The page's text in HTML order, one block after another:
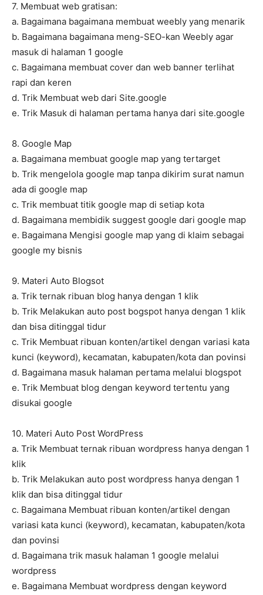
7. Membuat web gratisan:
a. Bagaimana bagaimana membuat weebly yang menarik
b. Bagaimana bagaimana meng-SEO-kan Weebly agar
masuk di halaman 1 google
c. Bagaimana membuat cover dan web banner terlihat
rapi dan keren
d. Trik Membuat web dari Site.google
e. Trik Masuk di halaman pertama hanya dari site.google
8. Google Map
a. Bagaimana membuat google map yang tertarget
b. Trik mengelola google map tanpa dikirim surat namun
ada di google map
c. Trik membuat titik google map di setiap kota
d. Bagaimana membidik suggest google dari google map
e. Bagaimana Mengisi google map yang di klaim sebagai
google my bisnis
9. Materi Auto Blogsot
a. Trik ternak ribuan blog hanya dengan 1 klik
b. Trik Melakukan auto post bogspot hanya dengan 1 klik
dan bisa ditinggal tidur
c. Trik Membuat ribuan konten/artikel dengan variasi kata
kunci (keyword), kecamatan, kabupaten/kota dan povinsi
d. Bagaimana masuk halaman pertama melalui blogspot
e. Trik Membuat blog dengan keyword tertentu yang
disukai google
10. Materi Auto Post WordPress
a. Trik Membuat ternak ribuan wordpress hanya dengan 1
klik
b. Trik Melakukan auto post wordpress hanya dengan 1
klik dan bisa ditinggal tidur
c. Bagaimana Membuat ribuan konten/artikel dengan
variasi kata kunci (keyword), kecamatan, kabupaten/kota
dan povinsi
d. Bagaimana trik masuk halaman 1 google melalui
wordpress
e. Bagaimana Membuat wordpress dengan keyword